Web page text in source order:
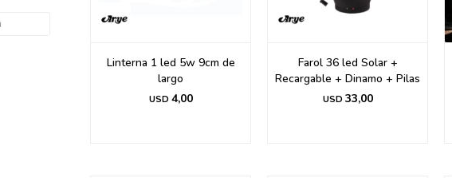
Linterna 1 led 5w 9cm de
largo
USD 4,00
Farol 36 led Solar +
Recargable + Dinamo + Pilas
USD 33,00